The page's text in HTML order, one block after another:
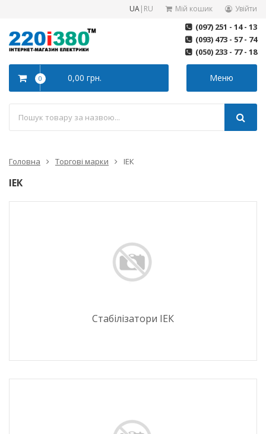
UA| RU Мій кошик Увійти
(097) 251 - 14 - 13
(093) 473 - 57 - 74
(050) 233 - 77 - 18
Меню
0 0,00 грн.
Головна Торгові марки ІЕК
ІЕК
Стабілізатори ІЕК